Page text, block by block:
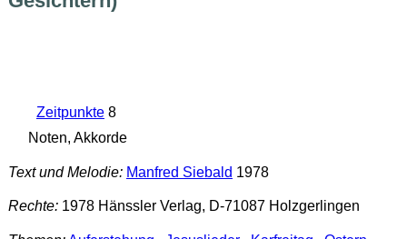
Zeitpunkte8
Noten, Akkorde
Text und Melodie: Manfred Siebald 1978
Rechte:1978 Hänssler Verlag, D-71087 Holzgerlingen